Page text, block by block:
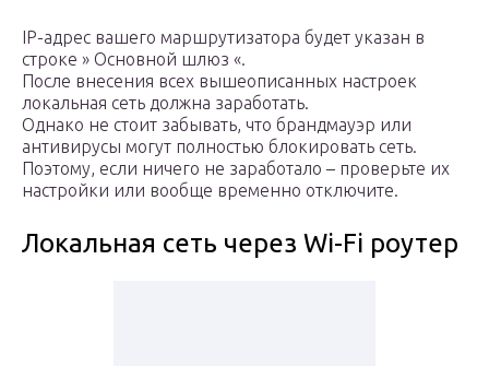
IP-адрес вашего маршрутизатора будет указан в
строке » Основной шлюз «.
После внесения всех вышеописанных настроек
локальная сеть должна заработать.
Однако не стоит забывать, что брандмауэр или
антивирусы могут полностью блокировать сеть.
Поэтому, если ничего не заработало – проверьте их
настройки или вообще временно отключите.
Локальная сеть через Wi-Fi роутер